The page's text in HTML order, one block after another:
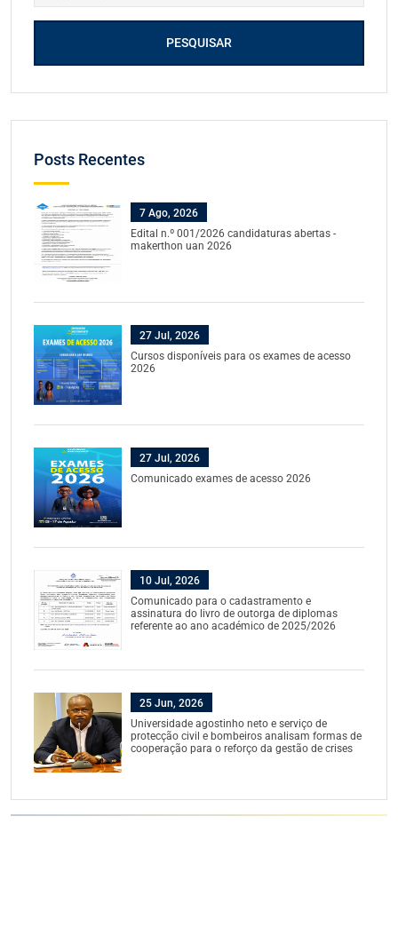
PESQUISAR
Posts Recentes
7 Ago, 2026
Edital n.º 001/2026 candidaturas abertas -
makerthon uan 2026
27 Jul, 2026
Cursos disponíveis para os exames de acesso
2026
27 Jul, 2026
Comunicado exames de acesso 2026
10 Jul, 2026
Comunicado para o cadastramento e
assinatura do livro de outorga de diplomas
referente ao ano académico de 2025/2026
25 Jun, 2026
Universidade agostinho neto e serviço de
protecção civil e bombeiros analisam formas de
cooperação para o reforço da gestão de crises